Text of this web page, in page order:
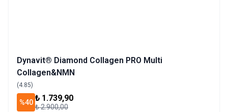
Dynavit® Diamond Collagen PRO Multi
Collagen&NMN
(4.85)
%40 ₺ 1.739,90
₺ 2.900,00